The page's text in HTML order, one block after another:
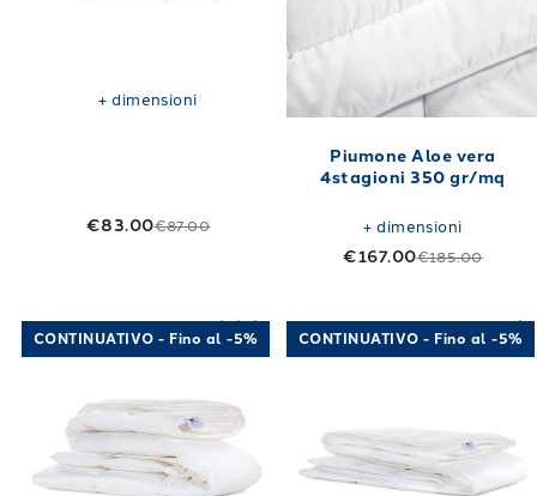
€83.00€87.00
+dimensioni
Piumone Aloe vera
4stagioni 350 gr/mq
€167.00€185.00
+dimensioni
Link to "Piumone sofy medio caldo in
CONTINUATIVO - Fino al -5%
Link to "
CONTINUATIVO - Fino al -5%